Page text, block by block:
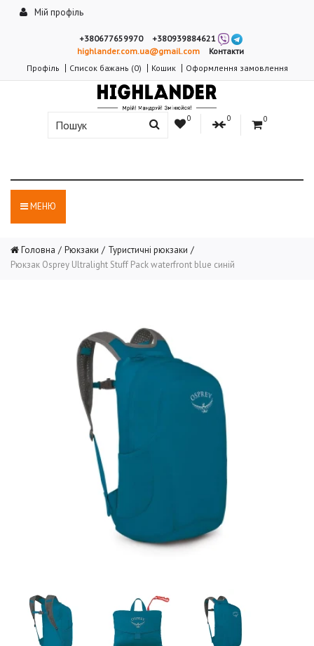
Мій профіль
+380677659970
+380939884621
highlander.com.ua@gmail.com
Контакти
Профіль
Список бажань (0) Кошик Оформлення замовлення
0 0 0
МЕНЮ
Головна Рюкзаки
Туристичні рюкзаки
Рюкзак Osprey Ultralight Stuff Pack waterfront blue синій